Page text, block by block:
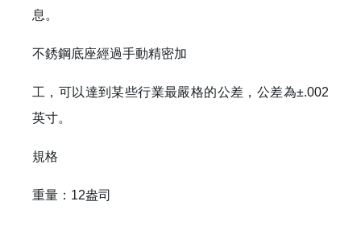
息。
不銹鋼底座經過手動精密加
工，可以達到某些行業最嚴格的公差，公差為±.002
英寸。
規格
重量：12盎司